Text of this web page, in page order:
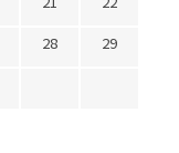
28
29